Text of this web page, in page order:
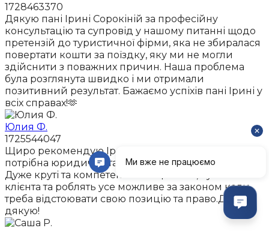
1728463370
Дякую пані Ірині Сорокіній за професійну
консультацію та супровід у нашому питанні щодо
претензій до туристичної фірми, яка не збиралася
повертати кошти за поїздку, яку ми не могли
здійснити з поважних причин. Наша проблема
була розглянута швидко і ми отримали
позитивний результат. Бажаємо успіхів пані Ірині у
всіх справах!🫶
Юлия Ф.
1725544047
Щиро рекомендую Ірину та її колег, коли вам
потрібна юридична та адвокатська допомога!
Дуже круті та компетентні спеціалісти, чують
клієнта та роблять усе можливе за законом коли
треба відстоювати свою позицію та право.Дуже
дякую!